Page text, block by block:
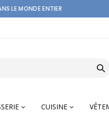
LE MONDE ENTIER
CUISINE